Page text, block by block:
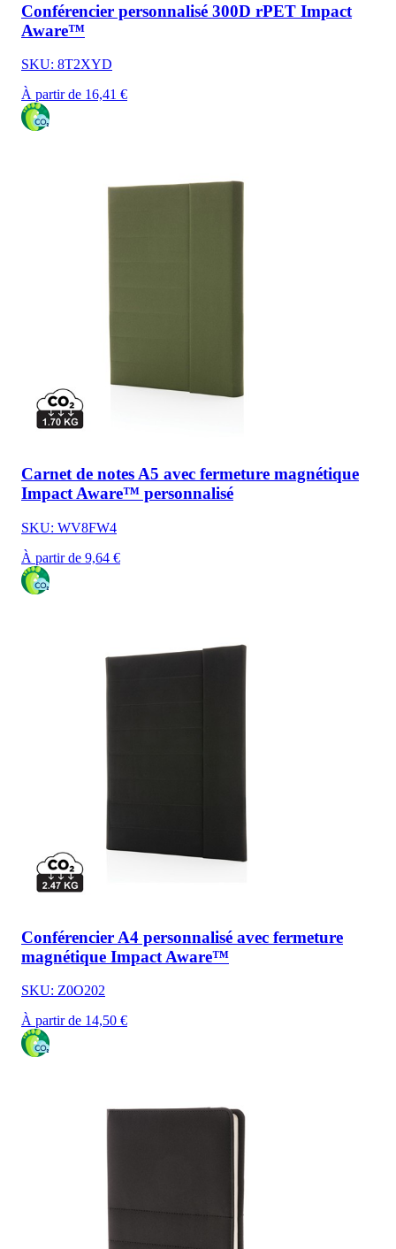
Conférencier personnalisé 300D rPET Impact
Aware™
SKU: 8T2XYD
À partir de 16,41 €
Carnet de notes A5 avec fermeture magnétique
Impact Aware™ personnalisé
SKU: WV8FW4
À partir de 9,64 €
Conférencier A4 personnalisé avec fermeture
magnétique Impact Aware™
SKU: Z0O202
À partir de 14,50 €